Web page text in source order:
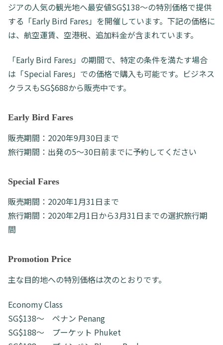
ジアの人気の観光地へ最安値SG$138～の特別価格で提供
する「Early Bird Fares」を開催しています。下記の価格に
は、航空運賃、空港税、追加料金が含まれています。
「Early Bird Fares」の期間で、特定の条件を満たす場合
は「Special Fares」での価格で購入も可能です。ビジネス
クラスもSG$688から販売中です。
Early Bird Fares
販売期間：2020年9月30日まで
旅行期間：出発の5〜30日前までに予約してください
Special Fares
販売期間：2020年1月31日まで
旅行期間：2020年2月1日から3月31日までの選択旅行期
間
Promotion Price
主な目的地への特別価格は次のとおりです。
Economy Class
SG$138～ ペナン Penang
SG$188～ プーケット Phuket